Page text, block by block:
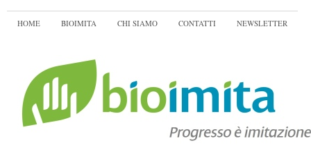
HOME BIOIMITA CHI SIAMO CONTATTI NEWSLETTER